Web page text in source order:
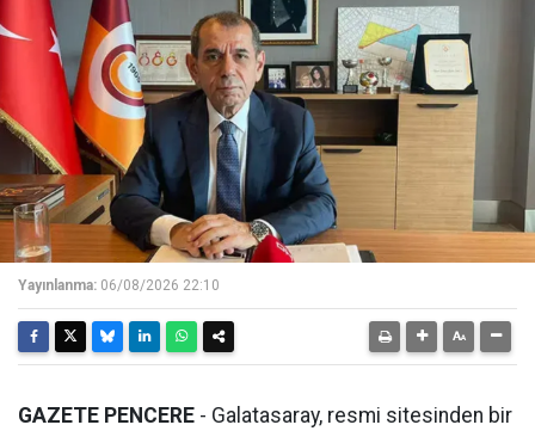
Yayınlanma: 06/08/2026 22:10
GAZETE PENCERE - Galatasaray, resmi sitesinden bir